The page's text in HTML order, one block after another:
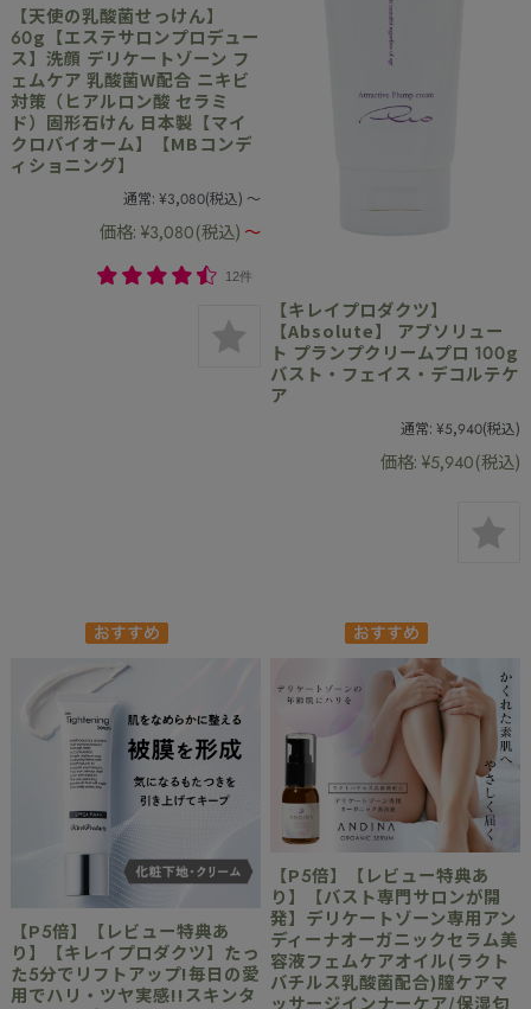
【天使の乳酸菌せっけん】
60g【エステサロンプロデュー
ス】洗顔 デリケートゾーン フ
ェムケア 乳酸菌W配合 ニキビ
対策（ヒアルロン酸 セラミ
ド）固形石けん 日本製【マイ
クロバイオーム】【MBコンデ
ィショニング】
通常: ¥3,080(税込) ～
価格: ¥3,080(税込) ～
12件
【キレイプロダクツ】
【Absolute】 アブソリュー
ト プランプクリームプロ 100g
バスト・フェイス・デコルテケ
ア
通常: ¥5,940(税込)
価格: ¥5,940(税込)
【P5倍】【レビュー特典あ
り】【キレイプロダクツ】たっ
た5分でリフトアップ!毎日の愛
用でハリ・ツヤ実感!!スキンタ
【P5倍】【レビュー特典あ
り】【バスト専門サロンが開
発】デリケートゾーン専用アン
ディーナオーガニックセラム美
容液フェムケアオイル(ラクト
バチルス乳酸菌配合)膣ケアマ
ッサージインナーケア/保湿匂